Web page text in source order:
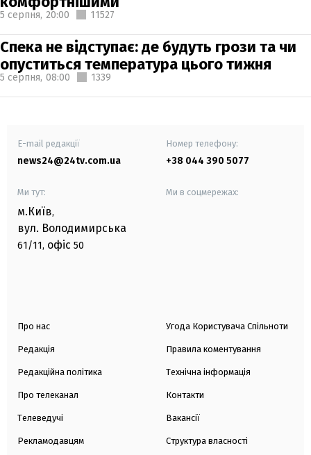
5 серпня, 20:00 11527
Спека не відступає: де будуть грози та чи
опуститься температура цього тижня
5 серпня, 08:00 1339
E-mail редакції
news24@24tv.com.ua
Номер телефону:
+38 044 390 5077
Ми тут:
м.Київ,
вул. Володимирська
61/11, офіс 50
Ми в соцмережах:
Про нас
Редакція
Редакційна політика
Про телеканал
Телеведучі
Рекламодавцям
Угода Користувача Спільноти
Правила коментування
Технічна інформація
Контакти
Вакансії
Структура власності